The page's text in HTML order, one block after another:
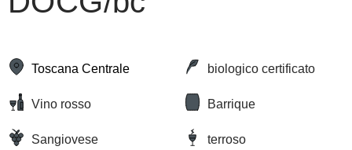
Toscana Centrale biologico certificato
Vino rosso Barrique
Sangiovese terroso